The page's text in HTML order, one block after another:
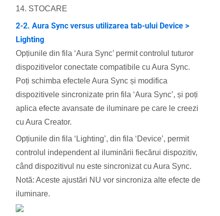
14. STOCARE
2-2. Aura Sync versus utilizarea tab-ului Device >
Lighting
Opțiunile din fila ‘Aura Sync’ permit controlul tuturor
dispozitivelor conectate compatibile cu Aura Sync.
Poți schimba efectele Aura Sync și modifica
dispozitivele sincronizate prin fila ‘Aura Sync’, și poți
aplica efecte avansate de iluminare pe care le creezi
cu Aura Creator.
Opțiunile din fila ‘Lighting’, din fila ‘Device’, permit
controlul independent al iluminării fiecărui dispozitiv,
când dispozitivul nu este sincronizat cu Aura Sync.
Notă: Aceste ajustări NU vor sincroniza alte efecte de
iluminare.